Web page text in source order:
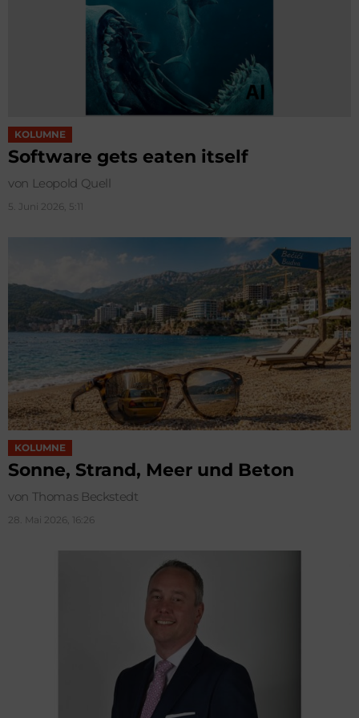
KOLUMNE
Software gets eaten itself
von Leopold Quell
5. Juni 2026, 5:11
KOLUMNE
Sonne, Strand, Meer und Beton
von Thomas Beckstedt
28. Mai 2026, 16:26